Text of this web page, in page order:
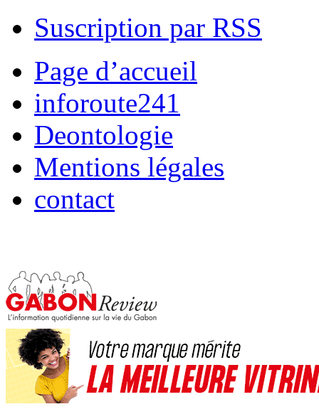
Suscription par RSS
Page d’accueil
inforoute241
Deontologie
Mentions légales
contact